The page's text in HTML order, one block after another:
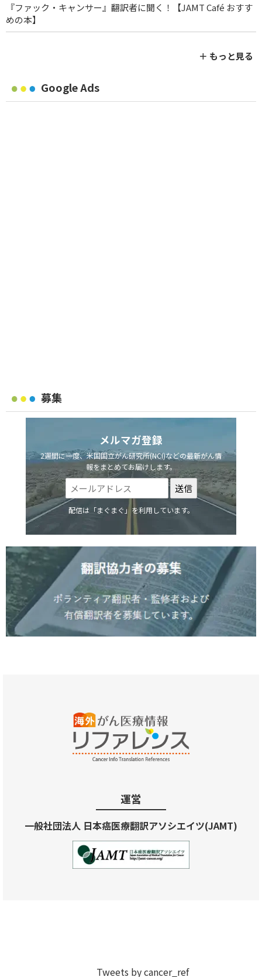
『ファック・キャンサー』翻訳者に聞く！【JAMT Café おすす
めの本】
＋ もっと見る
Google Ads
募集
メルマガ登録
2週間に一度、米国国立がん研究所(NCI)などの最新がん情
報をまとめてお届けします。
配信は「まぐまぐ」を利用しています。
運営
一般社団法人 日本癌医療翻訳アソシエイツ(JAMT)
Tweets by cancer_ref